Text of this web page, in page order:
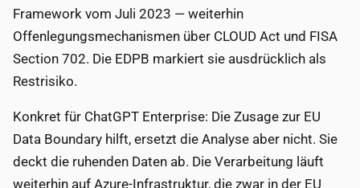
Framework vom Juli 2023 — weiterhin
Offenlegungsmechanismen über CLOUD Act und FISA
Section 702. Die EDPB markiert sie ausdrücklich als
Restrisiko.
Konkret für ChatGPT Enterprise: Die Zusage zur EU
Data Boundary hilft, ersetzt die Analyse aber nicht. Sie
deckt die ruhenden Daten ab. Die Verarbeitung läuft
weiterhin auf Azure-Infrastruktur, die zwar in der EU